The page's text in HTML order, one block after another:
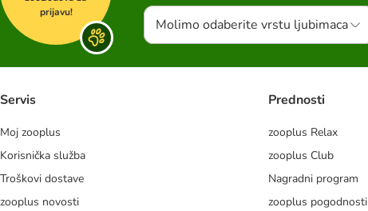
prijavu!
Molimo odaberite vrstu ljubimaca
Servis
Moj zooplus
Korisnička služba
Troškovi dostave
zooplus novosti
Prednosti
zooplus Relax
zooplus Club
Nagradni program
zooplus pogodnosti